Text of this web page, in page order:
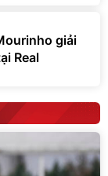
giải
Real